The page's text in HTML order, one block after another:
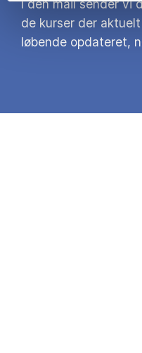
I den mail sender vi
de kurser der
løbende opdateret,